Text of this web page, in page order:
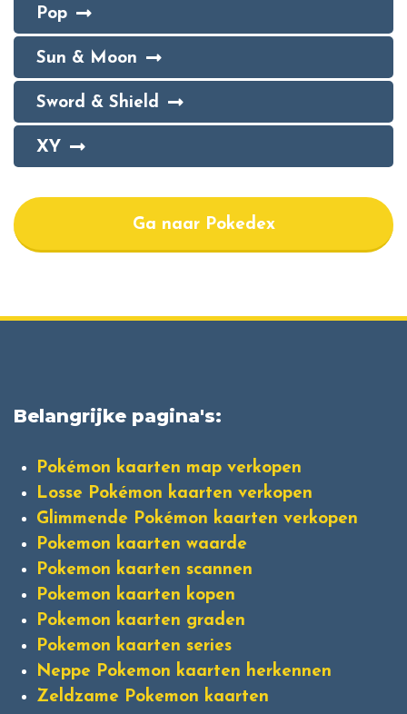
Pop
Sun & Moon
Sword & Shield
XY
Ga naar Pokedex
Belangrijke pagina's:
Pokémon kaarten map verkopen
Losse Pokémon kaarten verkopen
Glimmende Pokémon kaarten verkopen
Pokemon kaarten waarde
Pokemon kaarten scannen
Pokemon kaarten kopen
Pokemon kaarten graden
Pokemon kaarten series
Neppe Pokemon kaarten herkennen
Zeldzame Pokemon kaarten